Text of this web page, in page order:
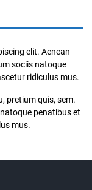
elit. Aenean
sociis natoque
ridiculus mus.
pretium quis, sem.
penatibus et
mus.